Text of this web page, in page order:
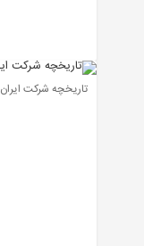
تاریخچه شرکت ایران